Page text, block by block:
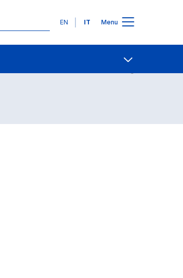
Lingue
EN IT Menu
Contatti